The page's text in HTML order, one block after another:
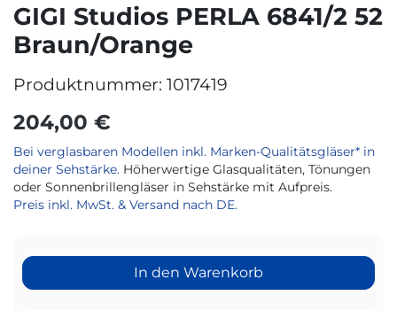
GIGI Studios PERLA 6841/2 52
Braun/Orange
Produktnummer: 1017419
204,00 €
Bei verglasbaren Modellen inkl. Marken-Qualitätsgläser* in
deiner Sehstärke. Höherwertige Glasqualitäten, Tönungen
oder Sonnenbrillengläser in Sehstärke mit Aufpreis.
Preis inkl. MwSt. & Versand nach DE.
In den Warenkorb